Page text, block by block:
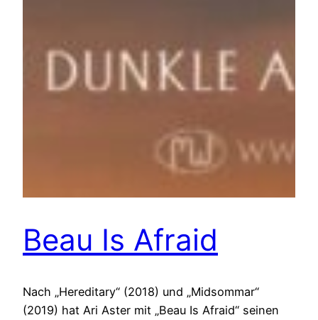
Beau Is Afraid
Nach „Hereditary“ (2018) und „Midsommar“
(2019) hat Ari Aster mit „Beau Is Afraid“ seinen